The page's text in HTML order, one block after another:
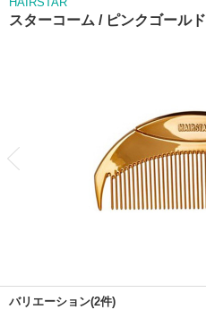
スターコーム / ピンクゴールド
バリエーション(2件)